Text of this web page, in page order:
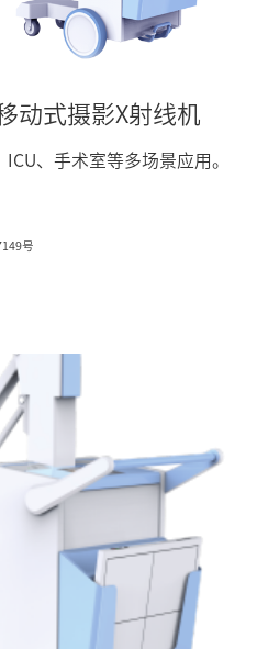
动式摄影X射线机
、手术室等多场景应用。
号